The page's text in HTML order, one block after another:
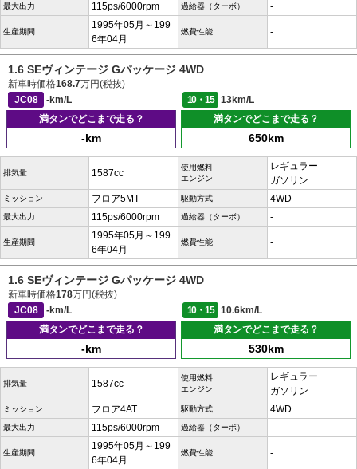
最大出力 115ps/6000rpm 過給器（ターボ） -
生産期間
1995年05月～199
6年04月
燃費性能 -
1.6 SEヴィンテージ Gパッケージ 4WD
新車時価格168.7万円(税抜)
JC08
-km/L 10・15
13km/L
満タンでどこまで走る？
-km
満タンでどこまで走る？
650km
排気量 1587cc
使用燃料
エンジン
レギュラー
ガソリン
ミッション フロア5MT 駆動方式 4WD
最大出力 115ps/6000rpm 過給器（ターボ） -
生産期間
1995年05月～199
6年04月
燃費性能 -
1.6 SEヴィンテージ Gパッケージ 4WD
新車時価格178万円(税抜)
JC08
-km/L 10・15
10.6km/L
満タンでどこまで走る？
-km
満タンでどこまで走る？
530km
排気量 1587cc
使用燃料
エンジン
レギュラー
ガソリン
ミッション フロア4AT 駆動方式 4WD
最大出力 115ps/6000rpm 過給器（ターボ） -
生産期間
1995年05月～199
6年04月
燃費性能 -